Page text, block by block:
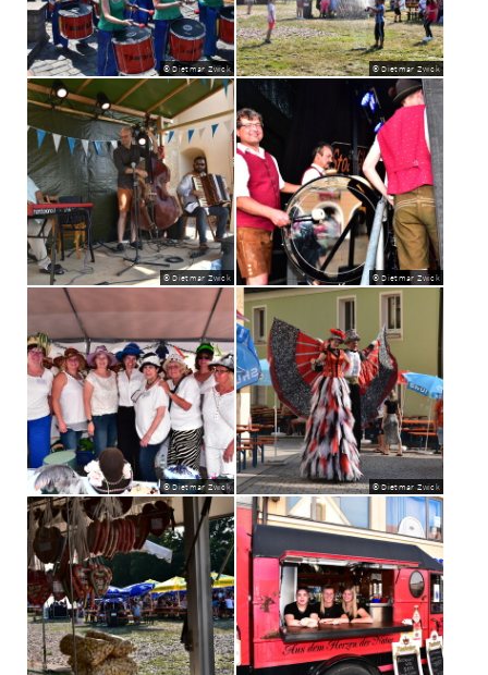
© Dietmar Zwick © Dietmar Zwick
© Dietmar Zwick © Dietmar Zwick
© Dietmar Zwick © Dietmar Zwick